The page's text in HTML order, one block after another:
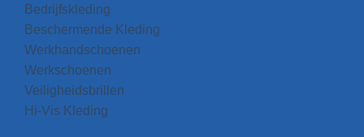
Bedrijfskleding
Beschermende Kleding
Werkhandschoenen
Werkschoenen
Veiligheidsbrillen
Hi-Vis Kleding